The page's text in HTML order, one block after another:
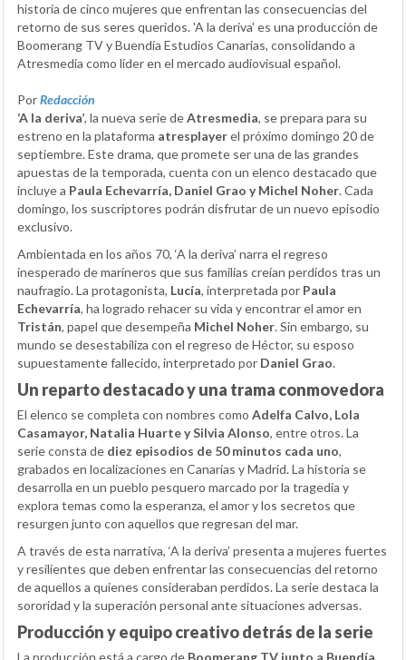
historia de cinco mujeres que enfrentan las consecuencias del
retorno de sus seres queridos. 'A la deriva' es una producción de
Boomerang TV y Buendía Estudios Canarias, consolidando a
Atresmedia como líder en el mercado audiovisual español.
PorRedacción
‘A la deriva’, la nueva serie deAtresmedia, se prepara para su
estreno en la plataforma atresplayerel próximo domingo 20 de
septiembre. Este drama, que promete ser una de las grandes
apuestas de la temporada, cuenta con un elenco destacado que
incluye a Paula Echevarría, Daniel Grao y Michel Noher. Cada
domingo, los suscriptores podrán disfrutar de un nuevo episodio
exclusivo.
Ambientada en los años 70, ‘A la deriva’ narra el regreso
inesperado de marineros que sus familias creían perdidos tras un
naufragio. La protagonista, Lucía, interpretada por Paula
Echevarría, ha logrado rehacer su vida y encontrar el amor en
Tristán, papel que desempeña Michel Noher. Sin embargo, su
mundo se desestabiliza con el regreso de Héctor, su esposo
supuestamente fallecido, interpretado por Daniel Grao.
Un reparto destacado y una trama conmovedora
El elenco se completa con nombres como Adelfa Calvo, Lola
Casamayor, Natalia Huarte y Silvia Alonso, entre otros. La
serie consta de diez episodios de 50 minutos cada uno,
grabados en localizaciones en Canarias y Madrid. La historia se
desarrolla en un pueblo pesquero marcado por la tragedia y
explora temas como la esperanza, el amor y los secretos que
resurgen junto con aquellos que regresan del mar.
A través de esta narrativa, ‘A la deriva’ presenta a mujeres fuertes
y resilientes que deben enfrentar las consecuencias del retorno
de aquellos a quienes consideraban perdidos. La serie destaca la
sororidad y la superación personal ante situaciones adversas.
Producción y equipo creativo detrás de la serie